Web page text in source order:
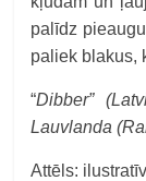
palīdz
paliek blakus,
“Dibber”
Lauvlanda
Attēls: